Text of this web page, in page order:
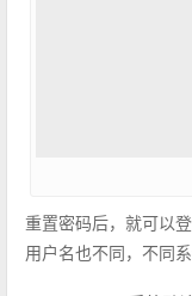
重置密码后，就可以
用户名也不同，不同